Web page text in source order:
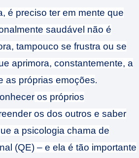
é preciso ter em mente que
saudável não é
tampouco se frustra ou se
aprimora, constantemente, a
as próprias emoções
os próprios
os dos outros e saber
a psicologia chama de
(QE) – e ela é tão importante